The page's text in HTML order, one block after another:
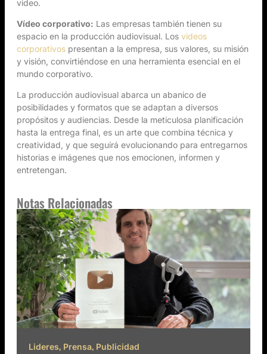
video.
Vídeo corporativo: Las empresas también tienen su
espacio en la producción audiovisual. Los videos
corporativos presentan a la empresa, sus valores, su misión
y visión, convirtiéndose en una herramienta esencial en el
mundo corporativo.
La producción audiovisual abarca un abanico de
posibilidades y formatos que se adaptan a diversos
propósitos y audiencias. Desde la meticulosa planificación
hasta la entrega final, es un arte que combina técnica y
creatividad, y que seguirá evolucionando para entregarnos
historias e imágenes que nos emocionen, informen y
entretengan.
Notas Relacionadas
Lideres, Prensa, Publicidad